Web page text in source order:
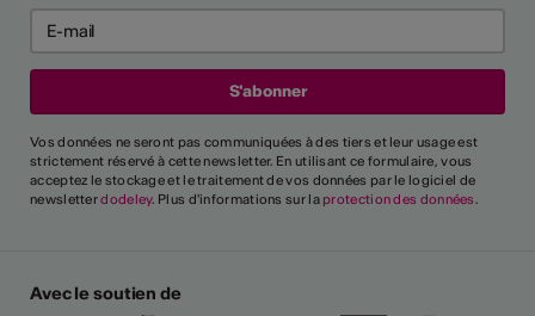
Vos données ne seront pas communiquées à des tiers et leur usage est
strictement réservé à cette newsletter. En utilisant ce formulaire, vous
acceptez le stockage et le traitement de vos données par le logiciel de
newsletterdodeley. Plus d'informations sur la protection des données.
Avec le soutien de